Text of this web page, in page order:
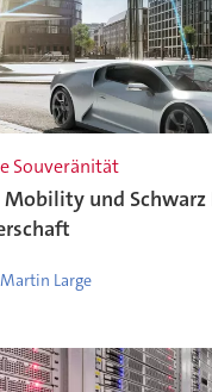
Souveränität
Mobility und
Large